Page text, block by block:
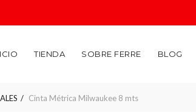
TIENDA SOBRE FERRE BLOG
Cinta Métrica Milwaukee 8 mts